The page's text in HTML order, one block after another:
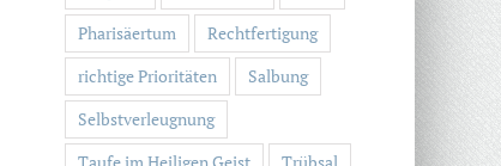
Pharisäertum
Rechtfertigung
richtige Prioritäten
Salbung
Selbstverleugnung
Taufe im Heiligen Geist
Trübsal